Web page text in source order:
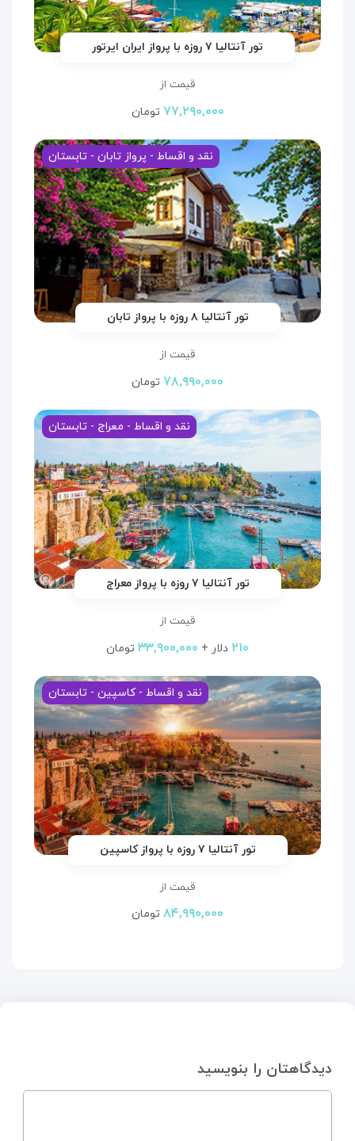
تور آنتالیا ۷ روزه با پرواز ایران ایرتور
قیمت از
۷۷,۲۹۰,۰۰۰ تومان
نقد و اقساط - پرواز تابان - تابستان
تور آنتالیا ۸ روزه با پرواز تابان
قیمت از
۷۸,۹۹۰,۰۰۰ تومان
نقد و اقساط - معراج - تابستان
تور آنتالیا ۷ روزه با پرواز معراج
قیمت از
۲۱۰ دلار + ۳۳,۹۰۰,۰۰۰ تومان
نقد و اقساط - کاسپین - تابستان
تور آنتالیا ۷ روزه با پرواز کاسپین
قیمت از
۸۴,۹۹۰,۰۰۰ تومان
دیدگاهتان را بنویسید